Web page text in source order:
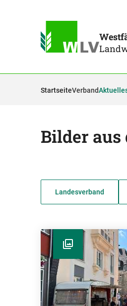
StartseiteVerband
Bilder aus
Landesverband